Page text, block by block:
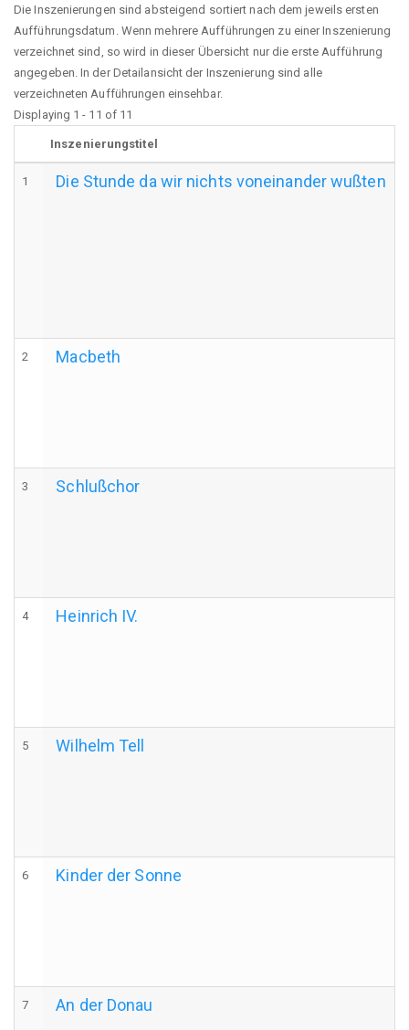
Die Inszenierungen sind absteigend sortiert nach dem jeweils ersten
Aufführungsdatum. Wenn mehrere Aufführungen zu einer Inszenierung
verzeichnet sind, so wird in dieser Übersicht nur die erste Aufführung
angegeben. In der Detailansicht der Inszenierung sind alle
verzeichneten Aufführungen einsehbar.
Displaying 1 - 11 of 11
Inszenierungstitel
1 Die Stunde da wir nichts voneinander wußten
2 Macbeth
3 Schlußchor
4 Heinrich IV.
5 Wilhelm Tell
6 Kinder der Sonne
7 An der Donau